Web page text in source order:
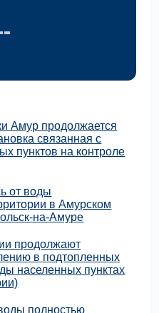
Амур продолжается
связанная с
пунктов на контроле
от воды
в Амурском
на-Амуре
продолжают
в подтопленных
населенных пунктах
полностью